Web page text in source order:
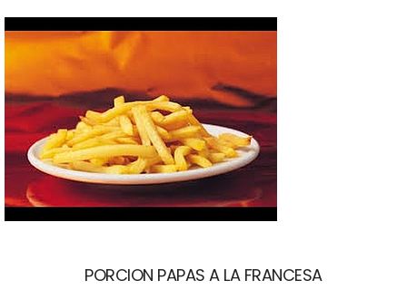
PORCION PAPAS A LA FRANCESA